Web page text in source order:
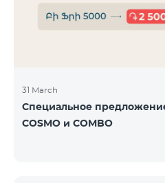
31 March
Специальное
COSMO и COMBO